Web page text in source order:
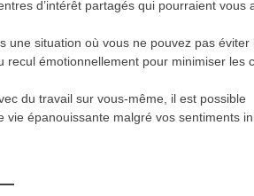
d’intérêt partagés qui pourraient vous
une situation où vous ne pouvez pas éviter
émotionnellement pour minimiser les
du travail sur vous-même, il est possible
épanouissante malgré vos sentiments